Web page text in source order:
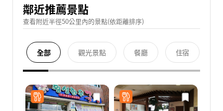
鄰近推薦景點
查看附近半徑50公里內的景點(依距離排序)
全部 觀光景點 餐廳 住宿